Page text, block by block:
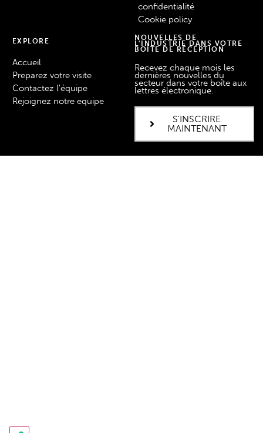
confidentialité
Cookie policy
EXPLORE
Accueil
Preparez votre visite
Contactez l'équipe
Rejoignez notre equipe
NOUVELLES DE
L'INDUSTRIE DANS VOTRE
BOÎTE DE RÉCEPTION
Recevez chaque mois les
dernières nouvelles du
secteur dans votre boîte aux
lettres électronique.
S'INSCRIRE
MAINTENANT